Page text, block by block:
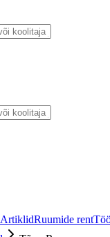
ArtiklidRuumide rent